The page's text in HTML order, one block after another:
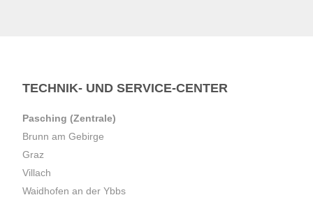
TECHNIK- UND SERVICE-CENTER
Pasching (Zentrale)
Brunn am Gebirge
Graz
Villach
Waidhofen an der Ybbs